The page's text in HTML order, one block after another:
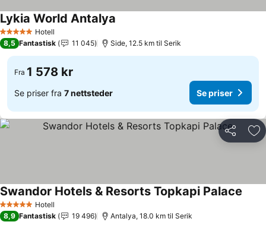
5 Stjerner Hotell
Lykia World Antalya
8,5 Fantastisk 11 045 Side, 12.5 km til Serik
Fra 1 578 kr
Se priser fra 7 nettsteder Se priser
Del
5 Stjerner Hotell
Swandor Hotels & Resorts Topkapi Palace
8,9 Fantastisk 19 496 Antalya, 18.0 km til Serik